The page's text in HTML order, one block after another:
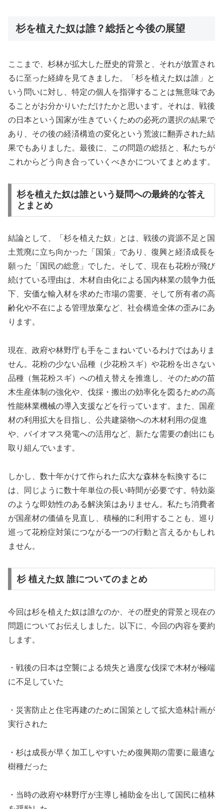
杉を植えた奴は誰？総括と今後の展望
ここまで、杉林が拡大した歴史的背景と、それが放置され
るに至った経緯を見てきました。「杉を植えた奴は誰」と
いう問いに対し、特定の個人を指弾することは無意味であ
ることがお分かりいただけたかと思います。それは、戦後
の日本という国家が生きていくための必死の選択の結果で
あり、その後の経済構造の変化という荒波に翻弄された結
果でもありました。最後に、この問題の総括と、私たちが
これからどう向き合っていくべきかについてまとめます。
杉を植えた奴は誰という疑問への最終的な答え
とまとめ
結論として、「杉を植えた奴」とは、戦後の資源不足と国
土荒廃に立ち向かった「国策」であり、復興と経済成長を
願った「国民の総意」でした。そして、現在も花粉が飛び
続けている理由は、木材自由化による国内林業の競争力低
下、安価な輸入材を求めた市場の需要、そして所有者の高
齢化や不在による管理放棄など、社会構造全体の歪みにあ
ります。
現在、政府や林野庁も手をこまねいているわけではありま
せん。花粉の少ない品種（少花粉スギ）や花粉を出さない
品種（無花粉スギ）への植え替えを推進し、そのための苗
木生産体制の強化や、伐採・搬出の効率化を図るための高
性能林業機械の導入支援などを行っています。また、国産
材の利用拡大を目指し、公共建築物への木材利用の促進
や、バイオマス発電への活用など、新たな需要の創出にも
取り組んでいます。
しかし、数十年かけて作られた広大な森林を転換するに
は、同じように数十年単位の長い時間が必要です。特効薬
のような即効性のある解決策はありません。私たち消費者
が国産材の価値を見直し、積極的に利用することも、巡り
巡って花粉症対策につながる一つの行動と言えるかもしれ
ません。
杉 植えた奴 誰についてのまとめ
今回は杉を植えた奴は誰なのか、その歴史的背景と現在の
問題についてお伝えしました。以下に、今回の内容を要約
します。
・戦後の日本は空襲による焼失と過度な伐採で木材が極端
に不足していた
・災害防止と住宅再建のために国策として拡大造林計画が
実行された
・杉は成長が早く加工しやすいため復興期の需要に最適な
樹種だった
・当時の政府や林野庁が主導し補助金を出して国民に植林